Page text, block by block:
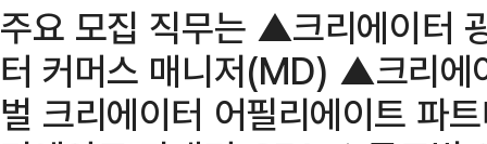
주요 모집 직무는 ▲크리에이터
터 커머스 매니저(MD) ▲크리
벌 크리에이터 어필리에이트 파